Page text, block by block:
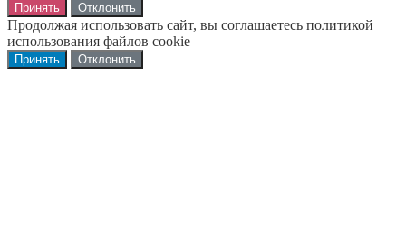
Принять Отклонить
Продолжая использовать сайт, вы соглашаетесь политикой
использования файлов cookie
Принять Отклонить